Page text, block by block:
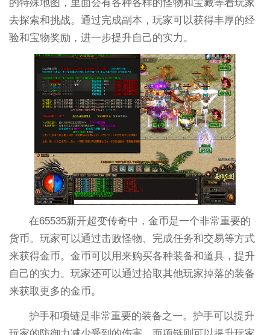
的特殊地图，里面会有各种各样的怪物和宝藏等着玩家
去探索和挑战。通过完成副本，玩家可以获得丰厚的经
验和宝物奖励，进一步提升自己的实力。
在65535新开超变传奇中，金币是一个非常重要的
货币。玩家可以通过击败怪物、完成任务和交易等方式
来获得金币。金币可以用来购买各种装备和道具，提升
自己的实力。玩家还可以通过拾取其他玩家掉落的装备
来获取更多的金币。
护手和项链是非常重要的装备之一。护手可以提升